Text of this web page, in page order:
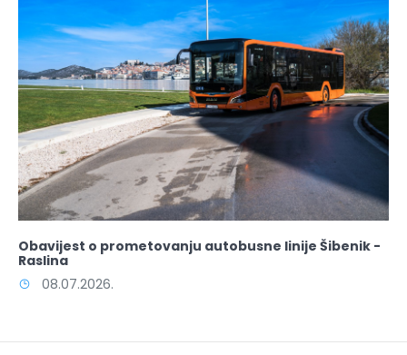
Obavijest o prometovanju autobusne linije Šibenik -
Raslina
08.07.2026.